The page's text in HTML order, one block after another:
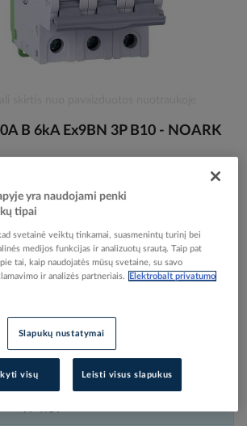
B 6kA Ex9BN 3P B10 - NOARK
075453
Prisijunkite, norėdami pamatyti kainas
yra naudojami penki
tipai
svetainė veiktų tinkamai, suasmenintų turinį bei
medijos funkcijas ir analizuotų srautą. Taip pat
tai, kaip naudojatės mūsų svetaine, su savo
ir analizės partneriais.
Elektrobalt privatumo
Slapukų nustatymai
visų Leisti visus slapukus